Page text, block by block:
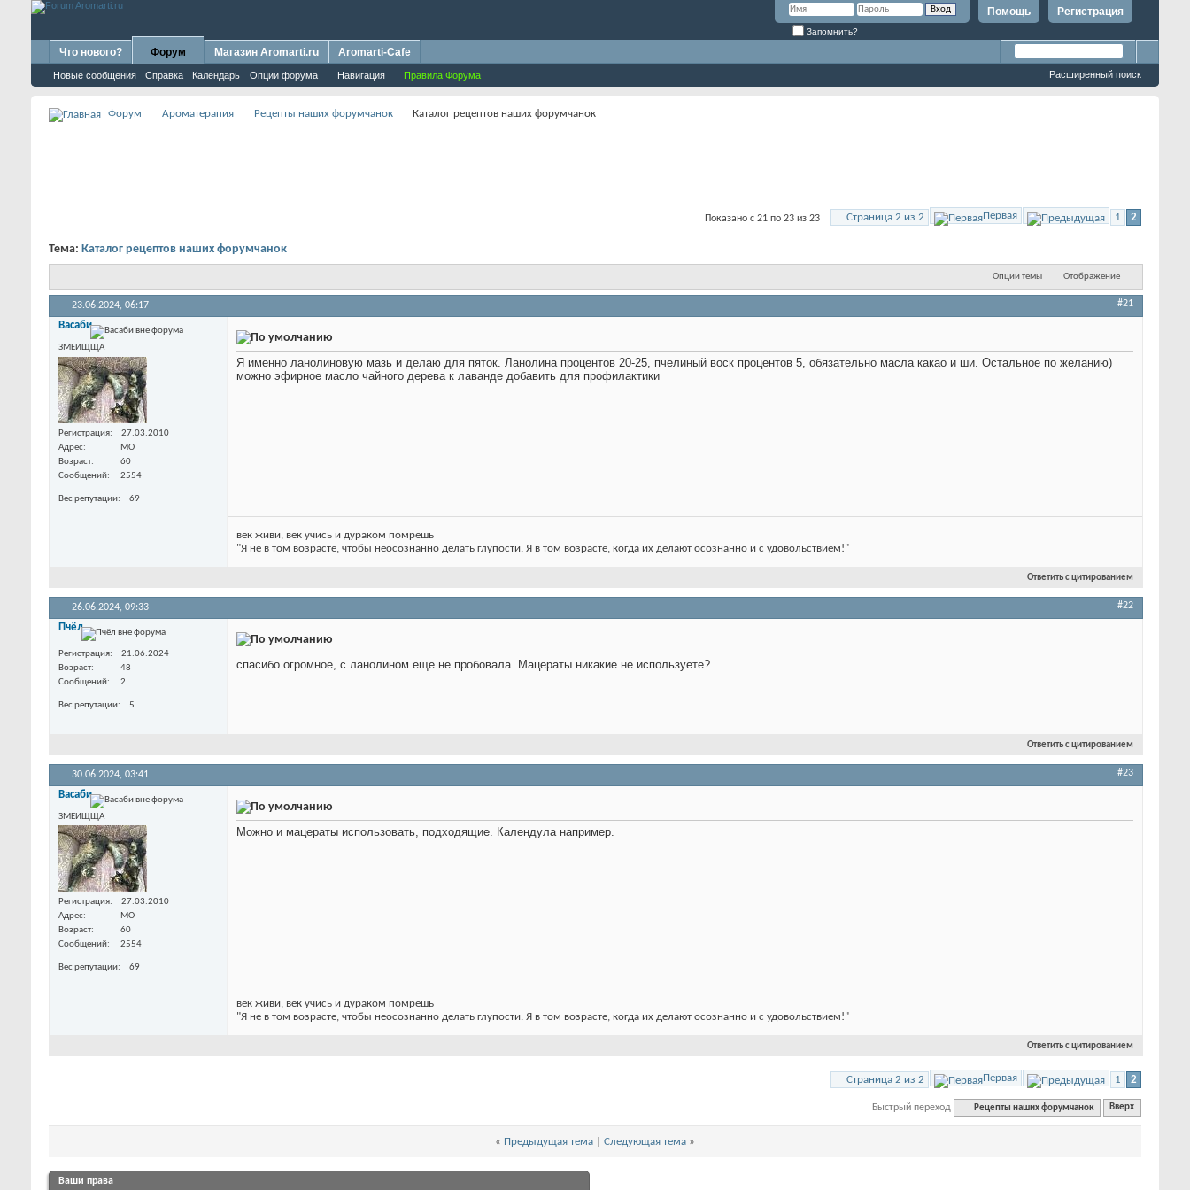
Регистрация
Помощь
Запомнить?
Что нового? Форум
Новые сообщения Справка Календарь Опции форума Навигация Правила Форума
Магазин Aromarti.ru Aromarti-Cafe
Расширенный поиск
Форум Ароматерапия Рецепты наших форумчанок Каталог рецептов наших форумчанок
Страница 2 из 2 Первая 1 2
Показано с 21 по 23 из 23
Тема: Каталог рецептов наших форумчанок
Опции темы Отображение
23.06.2024, 06:17 #21
Васаби
ЗМЕИЩЩА
Регистрация
27.03.2010
Адрес
МО
Возраст
60
Сообщений
2554
Вес репутации 69
Я именно ланолиновую мазь и делаю для пяток. Ланолина процентов 20-25, пчелиный воск процентов 5, обязательно масла какао и ши. Остальное по желанию)
можно эфирное масло чайного дерева к лаванде добавить для профилактики
век живи, век учись и дураком помрешь
"Я не в том возрасте, чтобы неосознанно делать глупости. Я в том возрасте, когда их делают осознанно и с удовольствием!"
Ответить с цитированием
26.06.2024, 09:33 #22
Пчёл
Регистрация
21.06.2024
Возраст
48
Сообщений
2
Вес репутации 5
спасибо огромное, с ланолином еще не пробовала. Мацераты никакие не используете?
Ответить с цитированием
30.06.2024, 03:41 #23
Васаби
ЗМЕИЩЩА
Регистрация
27.03.2010
Адрес
МО
Возраст
60
Сообщений
2554
Вес репутации 69
Можно и мацераты использовать, подходящие. Календула например.
век живи, век учись и дураком помрешь
"Я не в том возрасте, чтобы неосознанно делать глупости. Я в том возрасте, когда их делают осознанно и с удовольствием!"
Ответить с цитированием
Страница 2 из 2 Первая 1 2
Быстрый переход Рецепты наших форумчанок Вверх
« Предыдущая тема Следующая тема »
Ваши права